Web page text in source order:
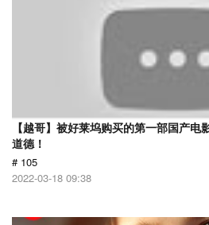
【越哥】被好莱坞购买的第一部国产
道德！
# 105
2022-03-18 09:38